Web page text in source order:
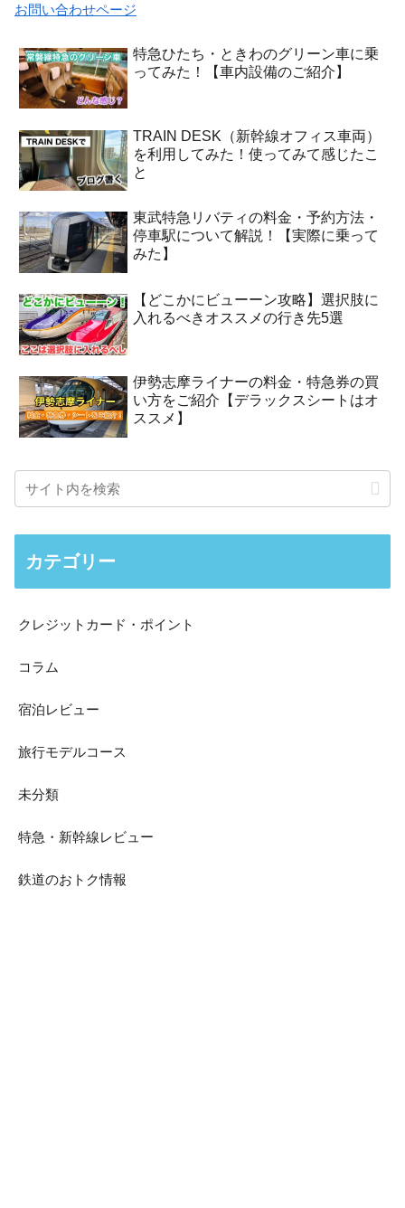
お問い合わせページ
特急ひたち・ときわのグリーン車に乗
ってみた！【車内設備のご紹介】
TRAIN DESK（新幹線オフィス車両）
を利用してみた！使ってみて感じたこ
と
東武特急リバティの料金・予約方法・
停車駅について解説！【実際に乗って
みた】
【どこかにビューーン攻略】選択肢に
入れるべきオススメの行き先5選
伊勢志摩ライナーの料金・特急券の買
い方をご紹介【デラックスシートはオ
ススメ】
カテゴリー
クレジットカード・ポイント
コラム
宿泊レビュー
旅行モデルコース
未分類
特急・新幹線レビュー
鉄道のおトク情報